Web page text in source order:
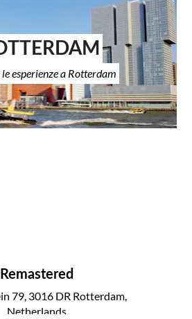
esperienze a Rotterdam
Remastered
79, 3016 DR Rotterdam,
Netherlands